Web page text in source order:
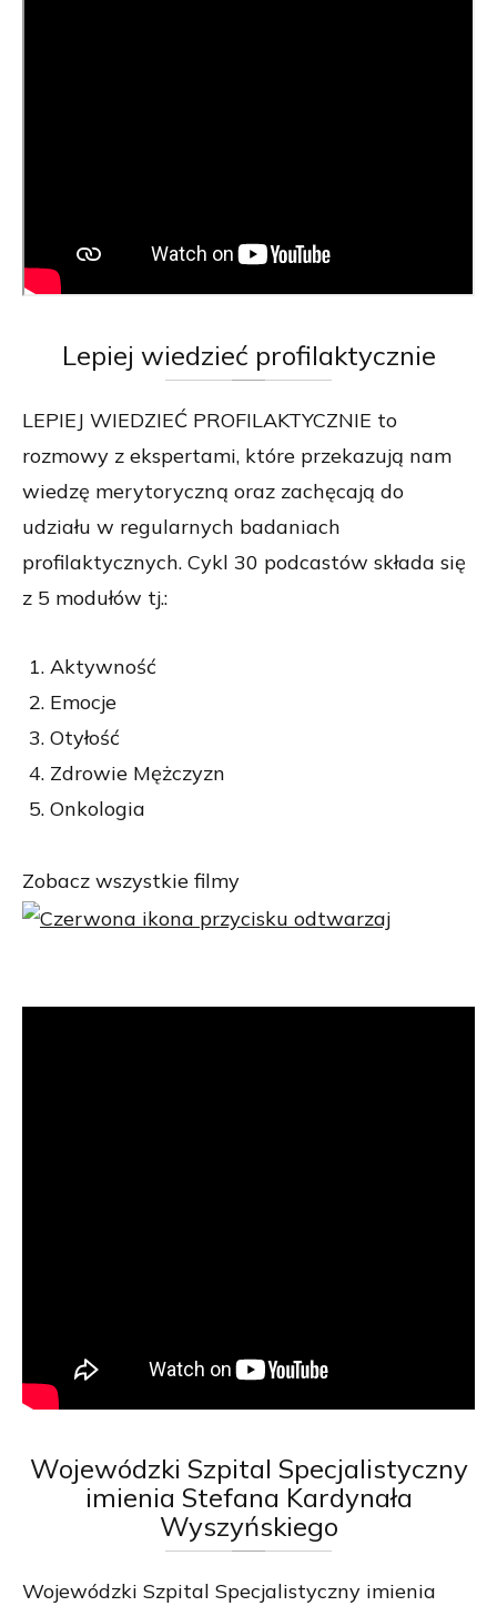
Lepiej wiedzieć profilaktycznie
LEPIEJ WIEDZIEĆ PROFILAKTYCZNIE to
rozmowy z ekspertami, które przekazują nam
wiedzę merytoryczną oraz zachęcają do
udziału w regularnych badaniach
profilaktycznych. Cykl 30 podcastów składa się
z 5 modułów tj.:
Aktywność
Emocje
Otyłość
Zdrowie Mężczyzn
Onkologia
Zobacz wszystkie filmy
Wojewódzki Szpital Specjalistyczny
imienia Stefana Kardynała
Wyszyńskiego
Wojewódzki Szpital Specjalistyczny imienia